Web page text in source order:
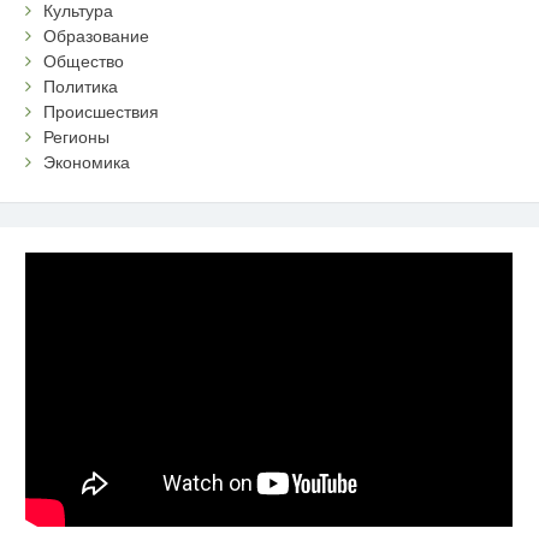
Культура
Образование
Общество
Политика
Происшествия
Регионы
Экономика